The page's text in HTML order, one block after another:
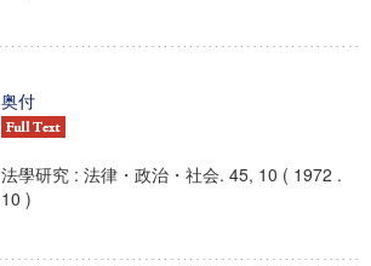
奥付
法學研究 : 法律・政治・社会. 45, 10 ( 1972 .
10 )